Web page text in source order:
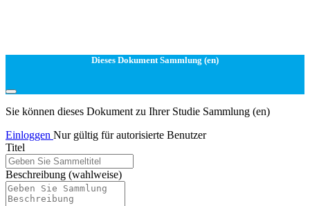
Dieses Dokument Sammlung (en)
Sie können dieses Dokument zu Ihrer Studie Sammlung (en)
Einloggen Nur gültig für autorisierte Benutzer
Titel
Beschreibung (wahlweise)